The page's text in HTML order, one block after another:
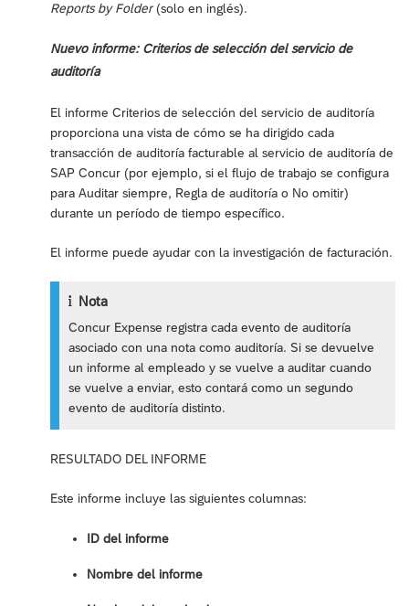
Reports by Folder(solo en inglés).
Nuevo informe: Criterios de selección del servicio de
auditoría
El informe Criterios de selección del servicio de auditoría
proporciona una vista de cómo se ha dirigido cada
transacción de auditoría facturable al servicio de auditoría de
SAP Concur (por ejemplo, si el flujo de trabajo se configura
para Auditar siempre, Regla de auditoría o No omitir)
durante un período de tiempo específico.
El informe puede ayudar con la investigación de facturación.
Nota
Concur Expense registra cada evento de auditoría
asociado con una nota como auditoría. Si se devuelve
un informe al empleado y se vuelve a auditar cuando
se vuelve a enviar, esto contará como un segundo
evento de auditoría distinto.
RESULTADO DEL INFORME
Este informe incluye las siguientes columnas:
ID del informe
Nombre del informe